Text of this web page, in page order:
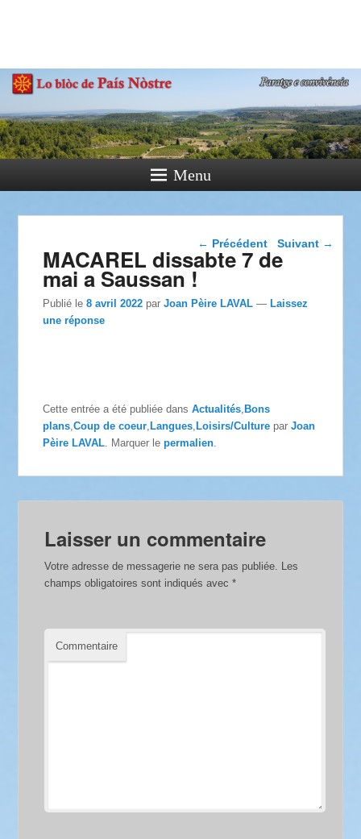
Paratge e Convivència
Menu
Navigation dans les
← Précédent Suivant →
MACAREL dissabte 7 de
mai a Saussan !
Publié le8 avril 2022 parJoan Pèire LAVAL —Laissez
une réponse
Cette entrée a été publiée dansActualités ,Bons
plans ,Coup de coeur ,Langues ,Loisirs/Culture parJoan
Pèire LAVAL . Marquer lepermalien
Laisser un commentaire
Votre adresse de messagerie ne sera pas publiée. Les
champs obligatoires sont indiqués avec*
Commentaire